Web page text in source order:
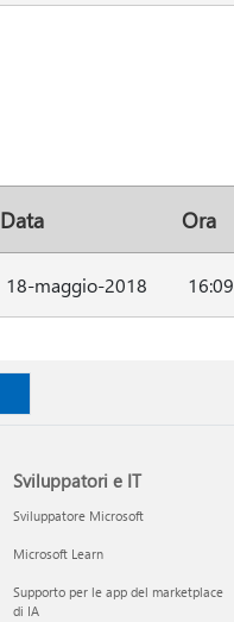
Data Ora
18-maggio-2018 16:09
Sviluppatori e IT
Sviluppatore Microsoft
Microsoft Learn
Supporto per le app del marketplace
di IA